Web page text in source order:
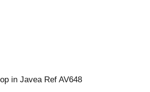
in Javea Ref AV648